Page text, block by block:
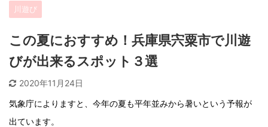
川遊び
この夏におすすめ！兵庫県宍粟市で川遊
びが出来るスポット３選
2020年11月24日
気象庁によりますと、今年の夏も平年並みから暑いという予報が
出ています。